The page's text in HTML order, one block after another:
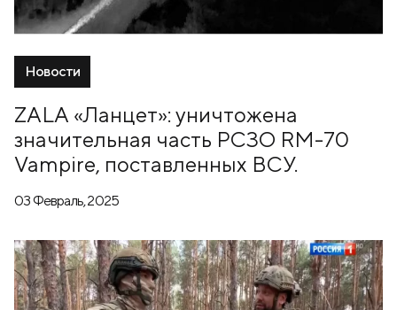
Новости
ZALA «Ланцет»: уничтожена
значительная часть РСЗО RM-70
Vampire, поставленных ВСУ.
03 Февраль, 2025